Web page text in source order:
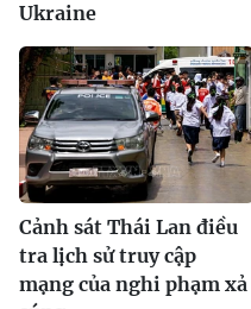
Ukraine
Cảnh sát Thái Lan điều
tra lịch sử truy cập
mạng của nghi phạm xả